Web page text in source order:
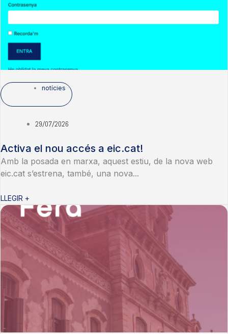
notícies
29/07/2026
Activa el nou accés a eic.cat!
Amb la posada en marxa, aquest estiu, de la nova web
eic.cat s’estrena, també, una nova...
LLEGIR +